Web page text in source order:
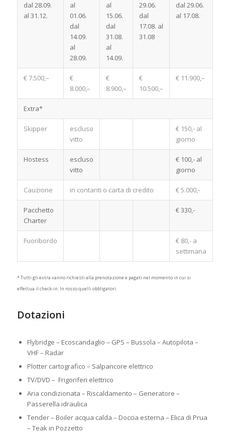
dal 28.09.
al 31.12.
al
01.06.
dal
14.09.
al
28.09.
al
15.06.
dal
31.08.
al
14.09.
29.06.
dal
17.08. al
31.08
dal 29.06.
al 17.08.
€ 7.500,–
€
8.000,–
€
8.900,–
€
10.500,–
€ 11.900,–
Extra*
Skipper
escluso
vitto
€ 150,- al
giorno
Hostess
escluso
vitto
€ 100,- al
giorno
Cauzione in contanti o carta di credito € 5.000,-
Pacchetto
Charter
€ 330,-
Fuoribordo
€ 80,- a
settimana
* Tutti gli extra vanno richiesti alla prenotazione e pagati nel momento in cui si
effettua il check-in. In rosso quelli obbligatori.
Dotazioni
Flybridge – Ecoscandaglio – GPS – Bussola – Autopilota –
VHF – Radar
Plotter cartografico – Salpancore elettrico
TV/DVD – Frigoriferi elettrico
Aria condizionata – Riscaldamento – Generatore –
Passerella idraulica
Tender – Boiler acqua calda – Doccia esterna – Elica di Prua
– Teak in Pozzetto